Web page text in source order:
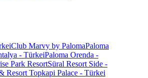
Club Marvy by PalomaPaloma
- TürkeiPaloma Orenda -
Park ResortSüral Resort Side -
Resort Topkapi Palace - Türkei